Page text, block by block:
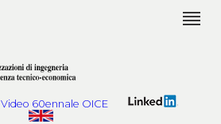
Video 60ennale OICE